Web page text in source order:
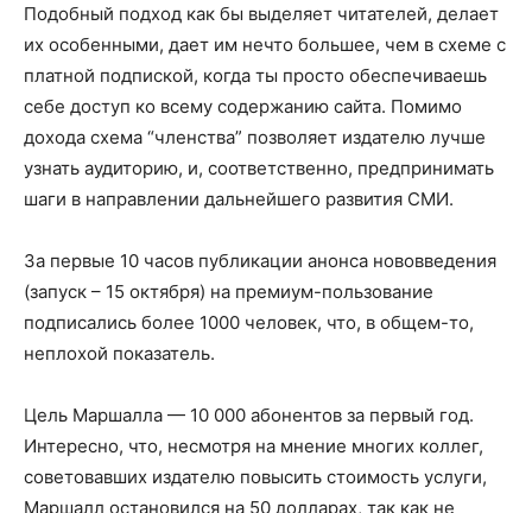
Подобный подход как бы выделяет читателей, делает
их особенными, дает им нечто большее, чем в схеме с
платной подпиской, когда ты просто обеспечиваешь
себе доступ ко всему содержанию сайта. Помимо
дохода схема “членства” позволяет издателю лучше
узнать аудиторию, и, соответственно, предпринимать
шаги в направлении дальнейшего развития СМИ.
За первые 10 часов публикации анонса нововведения
(запуск – 15 октября) на премиум-пользование
подписались более 1000 человек, что, в общем-то,
неплохой показатель.
Цель Маршалла — 10 000 абонентов за первый год.
Интересно, что, несмотря на мнение многих коллег,
советовавших издателю повысить стоимость услуги,
Маршалл остановился на 50 долларах, так как не